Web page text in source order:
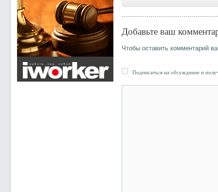
Добавьте ваш
Чтобы оставить комментарий
Подписаться на обсуждение и